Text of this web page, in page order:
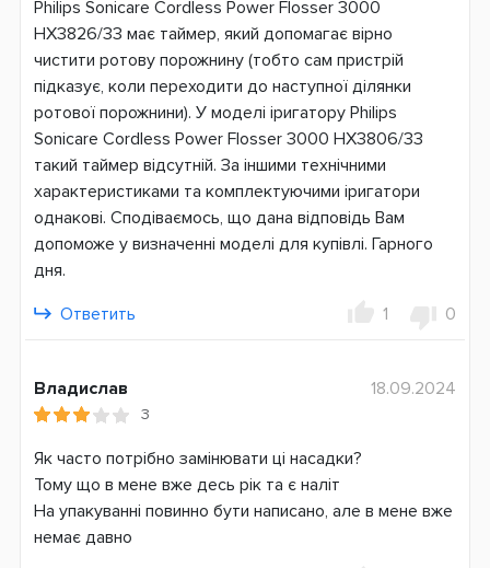
Система питания
Аккумулятор
Страна производитель
Румыния
Гарантия
24 месяца
Philips Sonicare Cordless Power Flosser 3000
HX3826/33 має таймер, який допомагає вірно
чистити ротову порожнину (тобто сам пристрій
підказує, коли переходити до наступної ділянки
ротової порожнини). У моделі іригатору Philips
Sonicare Cordless Power Flosser 3000 HX3806/33
такий таймер відсутній. За іншими технічними
характеристиками та комплектуючими іригатори
однакові. Сподіваємось, що дана відповідь Вам
допоможе у визначенні моделі для купівлі. Гарного
дня.
Ответить
1 0
Владислав
3
18.09.2024
Як часто потрібно замінювати ці насадки?
Тому що в мене вже десь рік та є наліт
На упакуванні повинно бути написано, але в мене вже
немає давно